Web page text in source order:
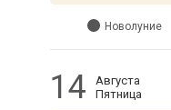
Новолуние
14
Августа
Пятница